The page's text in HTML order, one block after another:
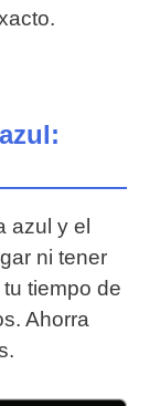
azul y el
ni tener
tiempo de
Ahorra